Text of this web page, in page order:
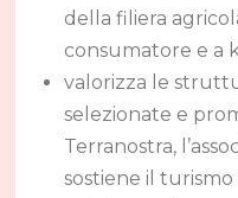
della filiera
consumatore e a
valorizza le
selezionate e
Terranostra,
sostiene il turismo